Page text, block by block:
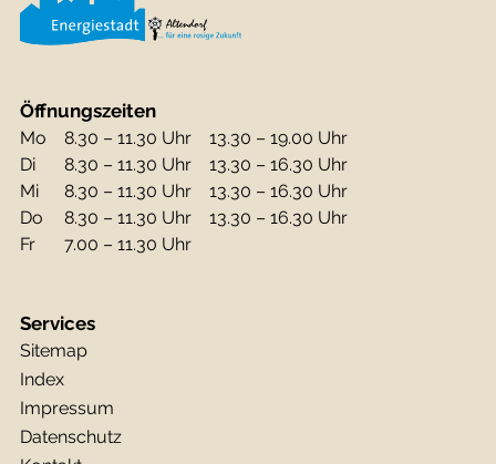
Öffnungszeiten
Mo 8.30 – 11.30 Uhr
13.30 – 19.00 Uhr
Di
8.30 – 11.30 Uhr
13.30 – 16.30 Uhr
Mi
8.30 – 11.30 Uhr
13.30 – 16.30 Uhr
Do
8.30 – 11.30 Uhr
13.30 – 16.30 Uhr
Fr
7.00 – 11.30 Uhr
Services
Sitemap
Index
Impressum
Datenschutz